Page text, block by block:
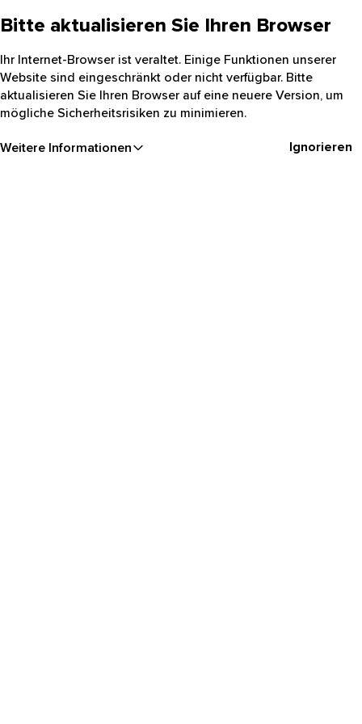
Bitte aktualisieren Sie Ihren Browser
Ihr Internet-Browser ist veraltet. Einige Funktionen unserer
Website sind eingeschränkt oder nicht verfügbar. Bitte
aktualisieren Sie Ihren Browser auf eine neuere Version, um
mögliche Sicherheitsrisiken zu minimieren.
Weitere Informationen Ignorieren